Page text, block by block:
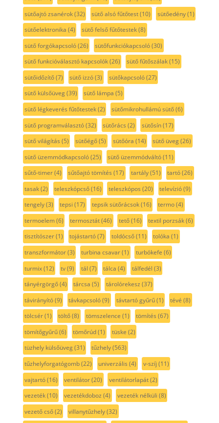
sütőajtó zsanérok(32) sütő alsó fűtőtest(10) sütőedény(1)
sütőelektronika (4) sütő felső fűtőtestek(8)
sütő forgókapcsoló(26) sütőfunkciókapcsoló(30)
sütő funkcióválasztó kapcsolók(26) sütő fűtőszálak(15)
sütőidőzítő(7) sütő izzó(3) sütőkapcsoló(27)
sütő külsőüveg(39) sütő lámpa (5)
sütő légkeverés fűtőtestek(2) sütőmikrohullámú sütő(6)
sütő programválasztó(32) sütőrács (2) sütősín(17)
sütő világítás (5) sütőégő(5) sütőóra (14) sütő üveg(26)
sütő üzemmódkapcsoló(25) sütő üzemmódváltó(11)
sűtő-timer(4) sűtőajtó tömítés (17) tartály(51) tartó(26)
tasak(2) teleszkópcső(16) teleszkópos (20) televízió(9)
tengely(3) tepsi (17) tepsik sütőrácsok(16) termo(4)
termoelem(6) termosztát(46) tető(16) textil porzsák(6)
tisztítószer(1) tojástartó(7) toldócső(11) tolóka (1)
transzformátor(3) turbina csavar(1) turbókefe (6)
turmix(12) tv(9) tál (7) tálca (4) tálfedél (3)
tányérgörgő(4) tárcsa (5) tárolórekesz (37)
távirányító(9) távkapcsoló(9) távtartó gyűrű(1) tévé (8)
tölcsér(1) töltő(8) tömszelence (1) tömítés (67)
tömítőgyűrű(6) tömőrúd(1) tüske (2)
tüzhely külsőüveg(31) tűzhely(563)
tűzhelyforgatógomb(22) univerzális (4) v-szíj (11)
vajtartó(16) ventilátor(20) ventilátorlapát(2)
vezeték(10) vezetékdoboz (4) vezeték nélküli (8)
vezető cső(2) villanytűzhely(32)